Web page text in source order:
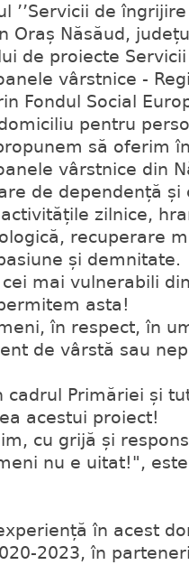
’’Servicii de
Oraș Năsăud,
de proiecte
vârstnice -
Fondul Social
pentru
să oferim
vârstnice din
de dependență
zilnice,
recuperare
și demnitate.
mai vulnerabili
asta!
în respect, în
de vârstă sau
cadrul Primăriei și
acestui proiect!
cu grijă și
nu e uitat!",
în acest
2023, în